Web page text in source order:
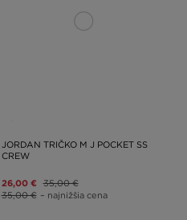
JORDAN TRIČKO M J POCKET SS
CREW
26,00 € 35,00 €
35,00 € – najnižšia cena